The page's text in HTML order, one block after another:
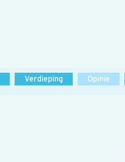
Verdieping Opinie